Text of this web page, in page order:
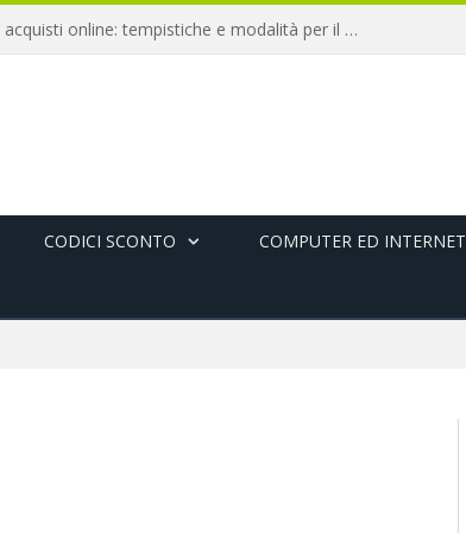
Diritto di recesso negli acquisti online: tempistiche e modalità per il rimborso
CODICI SCONTO COMPUTER ED INTERNET